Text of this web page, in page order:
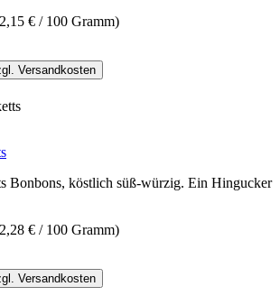
€ / 100 Gramm)
Versandkosten
Bonbons, köstlich süß-würzig. Ein Hingucker
€ / 100 Gramm)
Versandkosten